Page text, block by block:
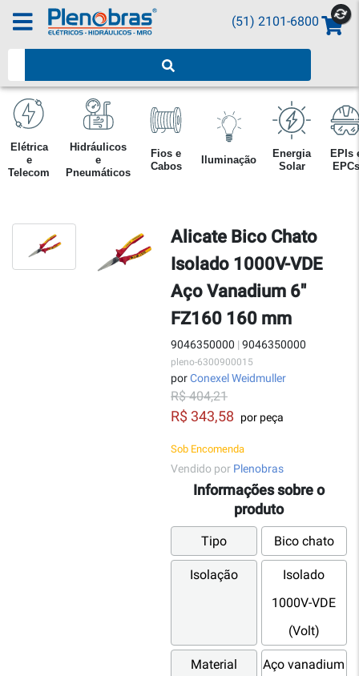
(51) 2101-6800
Elétrica
e
Telecom
Hidráulicos
e
Pneumáticos
Fios e
Cabos
Iluminação
Energia
Solar
EPIs
EPCs
Alicate Bico Chato
Isolado 1000V-VDE
Aço Vanadium 6"
FZ160 160 mm
9046350000 | 9046350000
pleno-6300900015
porConexel Weidmuller
R$ 404,21
R$ 343,58 por peça
Sob Encomenda
Vendido por Plenobras
Informações sobre o
produto
Tipo Bico chato
Isolação
Isolado
1000V-VDE
(Volt)
Material Aço vanadium